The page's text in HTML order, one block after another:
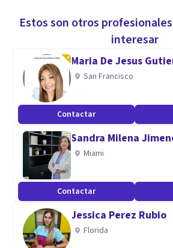
Psicóloga cristiana
Estos son otros
interesar
Maria De Jesus
San Francisco
Contactar
Sandra Milena
Miami
Contactar
Jessica Perez Rubio
Florida